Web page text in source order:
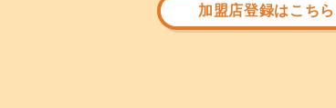
加盟店登録はこちら